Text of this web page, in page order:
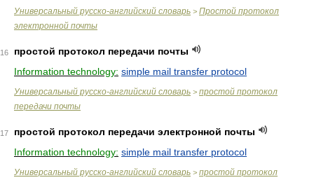
Универсальный русско-английский словарь > Простой протокол
электронной почты
16
простой протокол передачи почты
Information technology: simple mail transfer protocol
Универсальный русско-английский словарь > простой протокол
передачи почты
17
простой протокол передачи электронной почты
Information technology: simple mail transfer protocol
Универсальный русско-английский словарь > простой протокол